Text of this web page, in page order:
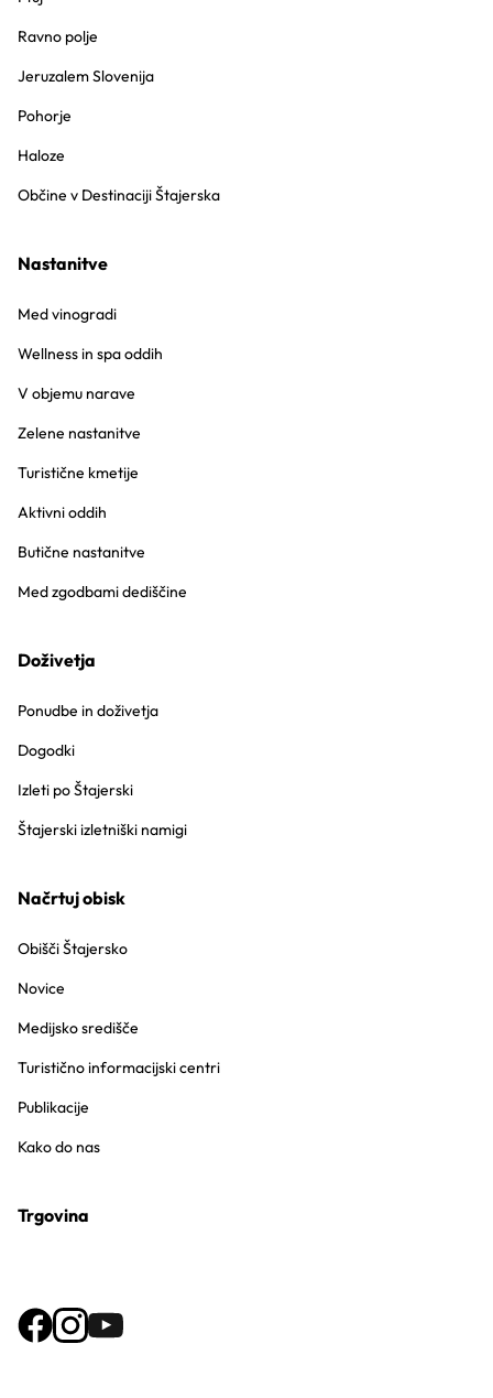
Ravno polje
Jeruzalem Slovenija
Pohorje
Haloze
Občine v Destinaciji Štajerska
Nastanitve
Med vinogradi
Wellness in spa oddih
V objemu narave
Zelene nastanitve
Turistične kmetije
Aktivni oddih
Butične nastanitve
Med zgodbami dediščine
Doživetja
Ponudbe in doživetja
Dogodki
Izleti po Štajerski
Štajerski izletniški namigi
Načrtuj obisk
Obišči Štajersko
Novice
Medijsko središče
Turistično informacijski centri
Publikacije
Kako do nas
Trgovina